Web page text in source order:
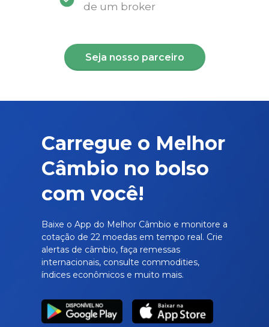
de um broker
Seja nosso parceiro
Carregue o Melhor
Câmbio no bolso
com você!
Baixe o App do Melhor Câmbio e monitore a
cotação de 22 moedas em tempo real. Crie
alertas de câmbio, faça remessas
internacionais, consulte commodities,
índices econômicos e muito mais.